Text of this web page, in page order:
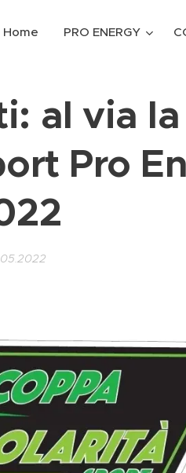
Home PRO ENERGY
al via
Pro
2